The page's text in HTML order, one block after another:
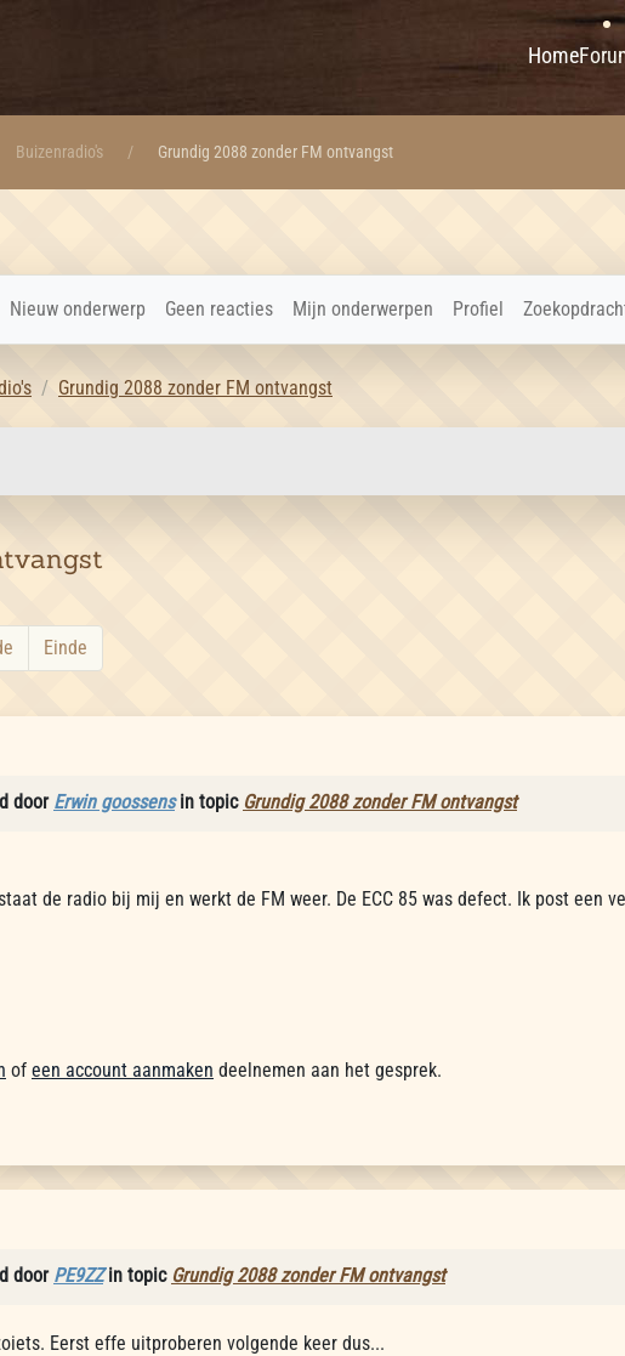
Home
Buizenradio's Grundig 2088 zonder FM ontvangst
Nieuw onderwerp Geen reacties Mijn onderwerpen Profiel
Grundig 2088 zonder FM ontvangst
Einde
door Erwin goossensin topic Grundig 2088 zonder FM ontvangst
de radio bij mij en werkt de FM weer. De ECC 85 was defect. Ik post een
of een account aanmaken deelnemen aan het gesprek.
door PE9ZZin topic Grundig 2088 zonder FM ontvangst
Eerst effe uitproberen volgende keer dus...